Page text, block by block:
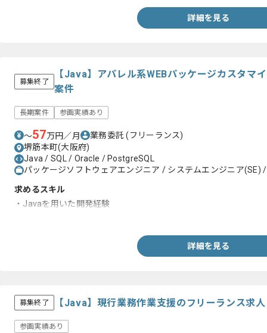
詳細を見る
募集終了
【Java】アパレル系WEBパッケージカスタマ
案件
長期案件 参画実績あり
〜57万円／月 業務委託(フリーランス)
堺筋本町(大阪府)
Java / SQL / Oracle / PostgreSQL
パッケージソフトウェアエンジニア / システムエンジニア(SE)
求めるスキル
・Javaを用いた開発経験
詳細を見る
募集終了 【Java】現行業務作業支援のフリーランス求
参画実績あり